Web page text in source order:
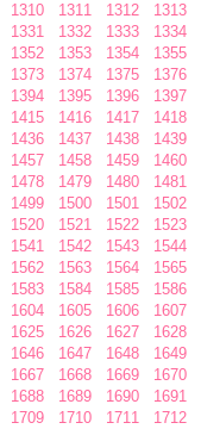
1310 1311 1312 1313
1331 1332 1333 1334
1352 1353 1354 1355
1373 1374 1375 1376
1394 1395 1396 1397
1415 1416 1417 1418
1436 1437 1438 1439
1457 1458 1459 1460
1478 1479 1480 1481
1499 1500 1501 1502
1520 1521 1522 1523
1541 1542 1543 1544
1562 1563 1564 1565
1583 1584 1585 1586
1604 1605 1606 1607
1625 1626 1627 1628
1646 1647 1648 1649
1667 1668 1669 1670
1688 1689 1690 1691
1709 1710 1711 1712